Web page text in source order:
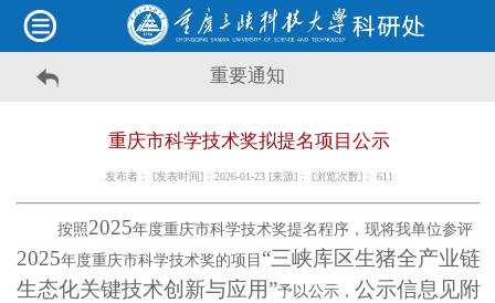
重要通知
重庆市科学技术奖拟提名项目公示
发布者： [发表时间]：2026-01-23 [来源]： [浏览次数]： 611
按照2025年度重庆市科学技术奖提名程序，现将我单位参评
2025年度重庆市科学技术奖的项目 “三峡库区生猪全产业链
生态化关键技术创新与应用”予以公示， 公示信息见附